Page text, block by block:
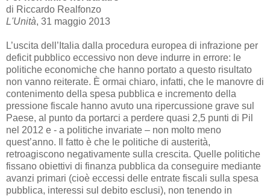
di Riccardo Realfonzo
L'Unità, 31 maggio 2013
L’uscita dell’Italia dalla procedura europea di infrazione per
deficit pubblico eccessivo non deve indurre in errore: le
politiche economiche che hanno portato a questo risultato
non vanno reiterate. È ormai chiaro, infatti, che le manovre di
contenimento della spesa pubblica e incremento della
pressione fiscale hanno avuto una ripercussione grave sul
Paese, al punto da portarci a perdere quasi 2,5 punti di Pil
nel 2012 e - a politiche invariate – non molto meno
quest’anno. Il fatto è che le politiche di austerità,
retroagiscono negativamente sulla crescita. Quelle politiche
fissano obiettivi di finanza pubblica da conseguire mediante
avanzi primari (cioè eccessi delle entrate fiscali sulla spesa
pubblica, interessi sul debito esclusi), non tenendo in